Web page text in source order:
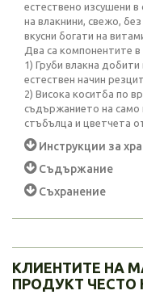
естествено изсушени
на влакнини, свежо,
вкусни богати на
Два са компонентите в
1) Груби влакна
естествен начин
2) Висока коситба по
съдържанието на само
стъбълца и цветчета
Инструкции за
Съдържание
Съхранение
КЛИЕНТИТЕ НА
ПРОДУКТ ЧЕСТО